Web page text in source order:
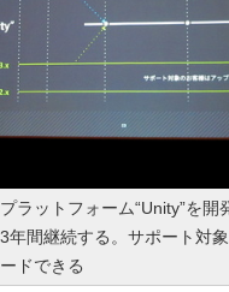
ラットフォーム“Unity”を開
年間継続する。サポート対
ドできる